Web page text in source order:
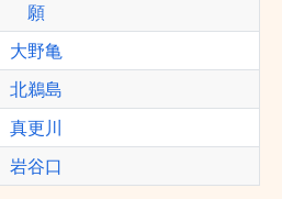
願
大野亀
北鵜島
真更川
岩谷口